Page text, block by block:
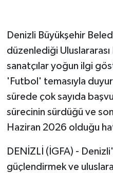
Denizli Büyükşehir
düzenlediği Uluslararası
sanatçılar yoğun ilgi
'Futbol' temasıyla
sürede çok sayıda
sürecinin sürdüğü ve
Haziran 2026 olduğu
DENİZLİ (İGFA) -
güçlendirmek ve